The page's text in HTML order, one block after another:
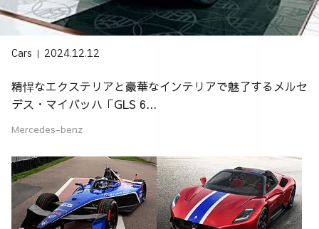
Cars 2024.12.12
精悍なエクステリアと豪華なインテリアで魅了するメルセ
デス・マイバッハ「GLS 6...
Mercedes-benz